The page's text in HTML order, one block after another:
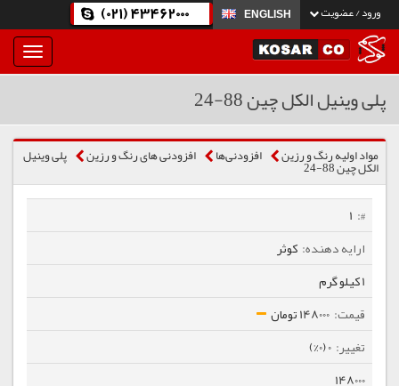
ورود / عضویت ENGLISH
(021) 43462000
بار
و
پلی وینیل الکل چین 88-24
مواد اولیه رنگ و رزین افزودنی‌ها افزودنی های رنگ و رزین پلی وینیل
الکل چین 88-24
1
کوثر
1 کیلو گرم
148000 تومان
0 (0%)
148000